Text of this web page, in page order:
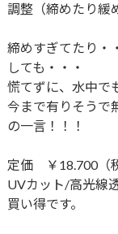
調整（締めたり緩
締めすぎてたり・
しても・・・
慌てずに、水中で
今まで有りそう
の一言！！！
定価 ￥18.700（
UVカット/高光線
買い得です。